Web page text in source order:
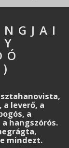
sztahanovista,
le­verő, a
a
hang­szórós.
mind­ezt.